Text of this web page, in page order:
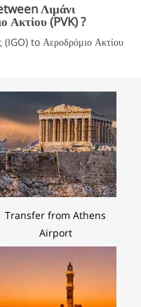
Λιμάνι
Ακτίου (PVK) ?
to Αεροδρόμιο Ακτίου
Transfer from Athens
Airport